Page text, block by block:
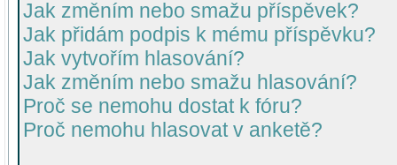
Jak změním nebo smažu příspěvek?
Jak přidám podpis k mému příspěvku?
Jak vytvořím hlasování?
Jak změním nebo smažu hlasování?
Proč se nemohu dostat k fóru?
Proč nemohu hlasovat v anketě?